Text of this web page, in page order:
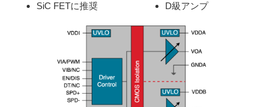
SiC FETに推奨
D級アンプ